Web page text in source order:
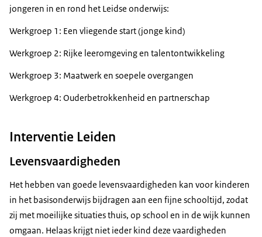
jongeren in en rond het Leidse onderwijs:
Werkgroep 1: Een vliegende start (jonge kind)
Werkgroep 2: Rijke leeromgeving en talentontwikkeling
Werkgroep 3: Maatwerk en soepele overgangen
Werkgroep 4: Ouderbetrokkenheid en partnerschap
Interventie Leiden
Levensvaardigheden
Het hebben van goede levensvaardigheden kan voor kinderen
in het basisonderwijs bijdragen aan een fijne schooltijd, zodat
zij met moeilijke situaties thuis, op school en in de wijk kunnen
omgaan. Helaas krijgt niet ieder kind deze vaardigheden